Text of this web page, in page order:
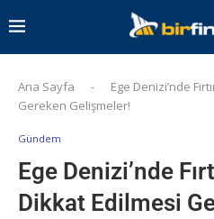
Ana Sayfa -
Ege Denizi’nde
Gereken Gelişmeler!
Gündem
Ege Denizi’nde
Dikkat Edilmesi